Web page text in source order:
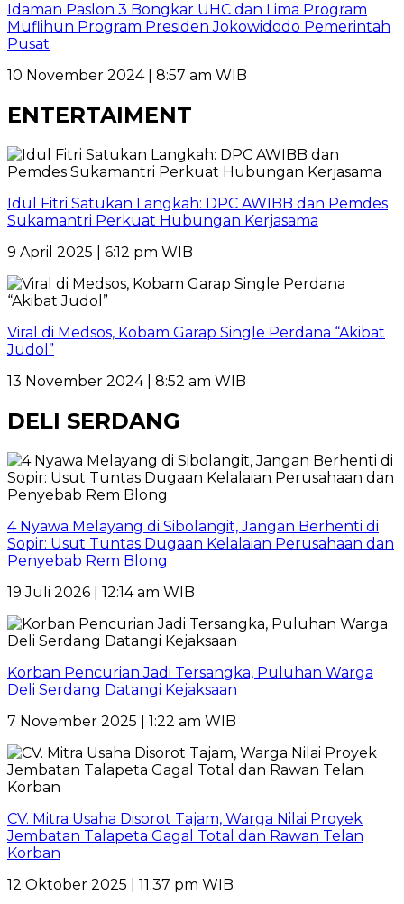
Idaman Paslon 3 Bongkar UHC dan Lima Program
Muflihun Program Presiden Jokowidodo Pemerintah
Pusat
10 November 2024 | 8:57 am WIB
ENTERTAIMENT
Idul Fitri Satukan Langkah: DPC AWIBB dan Pemdes
Sukamantri Perkuat Hubungan Kerjasama
9 April 2025 | 6:12 pm WIB
Viral di Medsos, Kobam Garap Single Perdana “Akibat
Judol”
13 November 2024 | 8:52 am WIB
DELI SERDANG
4 Nyawa Melayang di Sibolangit, Jangan Berhenti di
Sopir: Usut Tuntas Dugaan Kelalaian Perusahaan dan
Penyebab Rem Blong
19 Juli 2026 | 12:14 am WIB
Korban Pencurian Jadi Tersangka, Puluhan Warga
Deli Serdang Datangi Kejaksaan
7 November 2025 | 1:22 am WIB
CV. Mitra Usaha Disorot Tajam, Warga Nilai Proyek
Jembatan Talapeta Gagal Total dan Rawan Telan
Korban
12 Oktober 2025 | 11:37 pm WIB